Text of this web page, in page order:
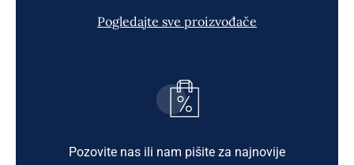
Pogledajte sve proizvođače
Pozovite nas ili nam pišite za najnovije